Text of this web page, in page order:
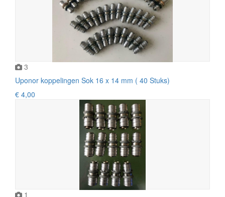
3
Uponor koppelingen Sok 16 x 14 mm ( 40 Stuks)
€ 4,00
1